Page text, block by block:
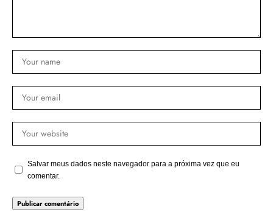
Salvar meus dados neste navegador para a próxima vez que eu
comentar.